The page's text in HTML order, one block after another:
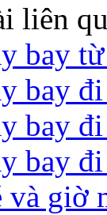
liên
bay
bay
bay
bay
và giờ